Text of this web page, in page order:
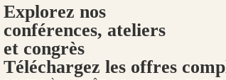
Explorez nos
conférences, ateliers
et congrès
Téléchargez les offres